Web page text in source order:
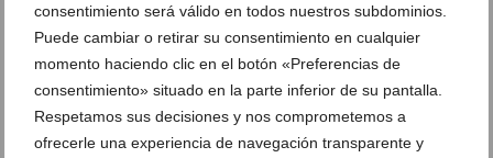
consentimiento será válido en todos nuestros subdominios.
Puede cambiar o retirar su consentimiento en cualquier
momento haciendo clic en el botón «Preferencias de
consentimiento» situado en la parte inferior de su pantalla.
Respetamos sus decisiones y nos comprometemos a
ofrecerle una experiencia de navegación transparente y
DEJA UN COMENTARIO